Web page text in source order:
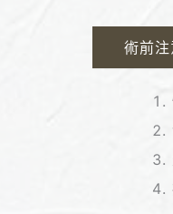
術前